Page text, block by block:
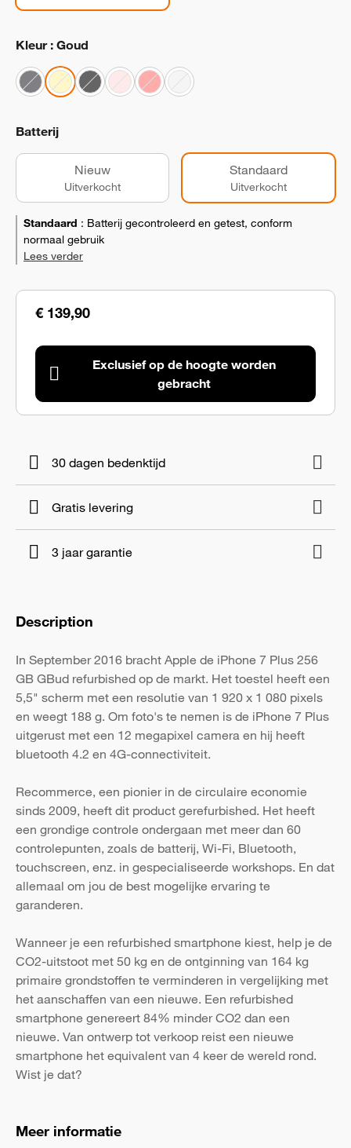
€ 139,90
Exclusief op de hoogte worden
gebracht
Kleur : Goud
Batterij
Nieuw
Uitverkocht
Standaard
Uitverkocht
Standaard : Batterij gecontroleerd en getest, conform
normaal gebruik
Lees verder
30 dagen bedenktijd
Gratis levering
3 jaar garantie
Description
In September 2016 bracht Apple de iPhone 7 Plus 256
GB GBud refurbished op de markt. Het toestel heeft een
5,5" scherm met een resolutie van 1 920 x 1 080 pixels
en weegt 188 g. Om foto's te nemen is de iPhone 7 Plus
uitgerust met een 12 megapixel camera en hij heeft
bluetooth 4.2 en 4G-connectiviteit.
Recommerce, een pionier in de circulaire economie
sinds 2009, heeft dit product gerefurbished. Het heeft
een grondige controle ondergaan met meer dan 60
controlepunten, zoals de batterij, Wi-Fi, Bluetooth,
touchscreen, enz. in gespecialiseerde workshops. En dat
allemaal om jou de best mogelijke ervaring te
garanderen.
Wanneer je een refurbished smartphone kiest, help je de
CO2-uitstoot met 50 kg en de ontginning van 164 kg
primaire grondstoffen te verminderen in vergelijking met
het aanschaffen van een nieuwe. Een refurbished
smartphone genereert 84% minder CO2 dan een
nieuwe. Van ontwerp tot verkoop reist een nieuwe
smartphone het equivalent van 4 keer de wereld rond.
Wist je dat?
Meer informatie